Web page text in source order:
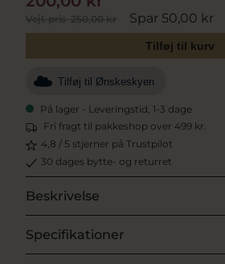
Vejl. pris250,00 kr Spar 50,00 kr
Tilføj til kurv
Tilføj til Ønskeskyen
På lager - Leveringstid, 1-3 dage
Fri fragt til pakkeshop over 499 kr.
4,8 / 5 stjerner på Trustpilot
30 dages bytte- og returret
Beskrivelse
Specifikationer